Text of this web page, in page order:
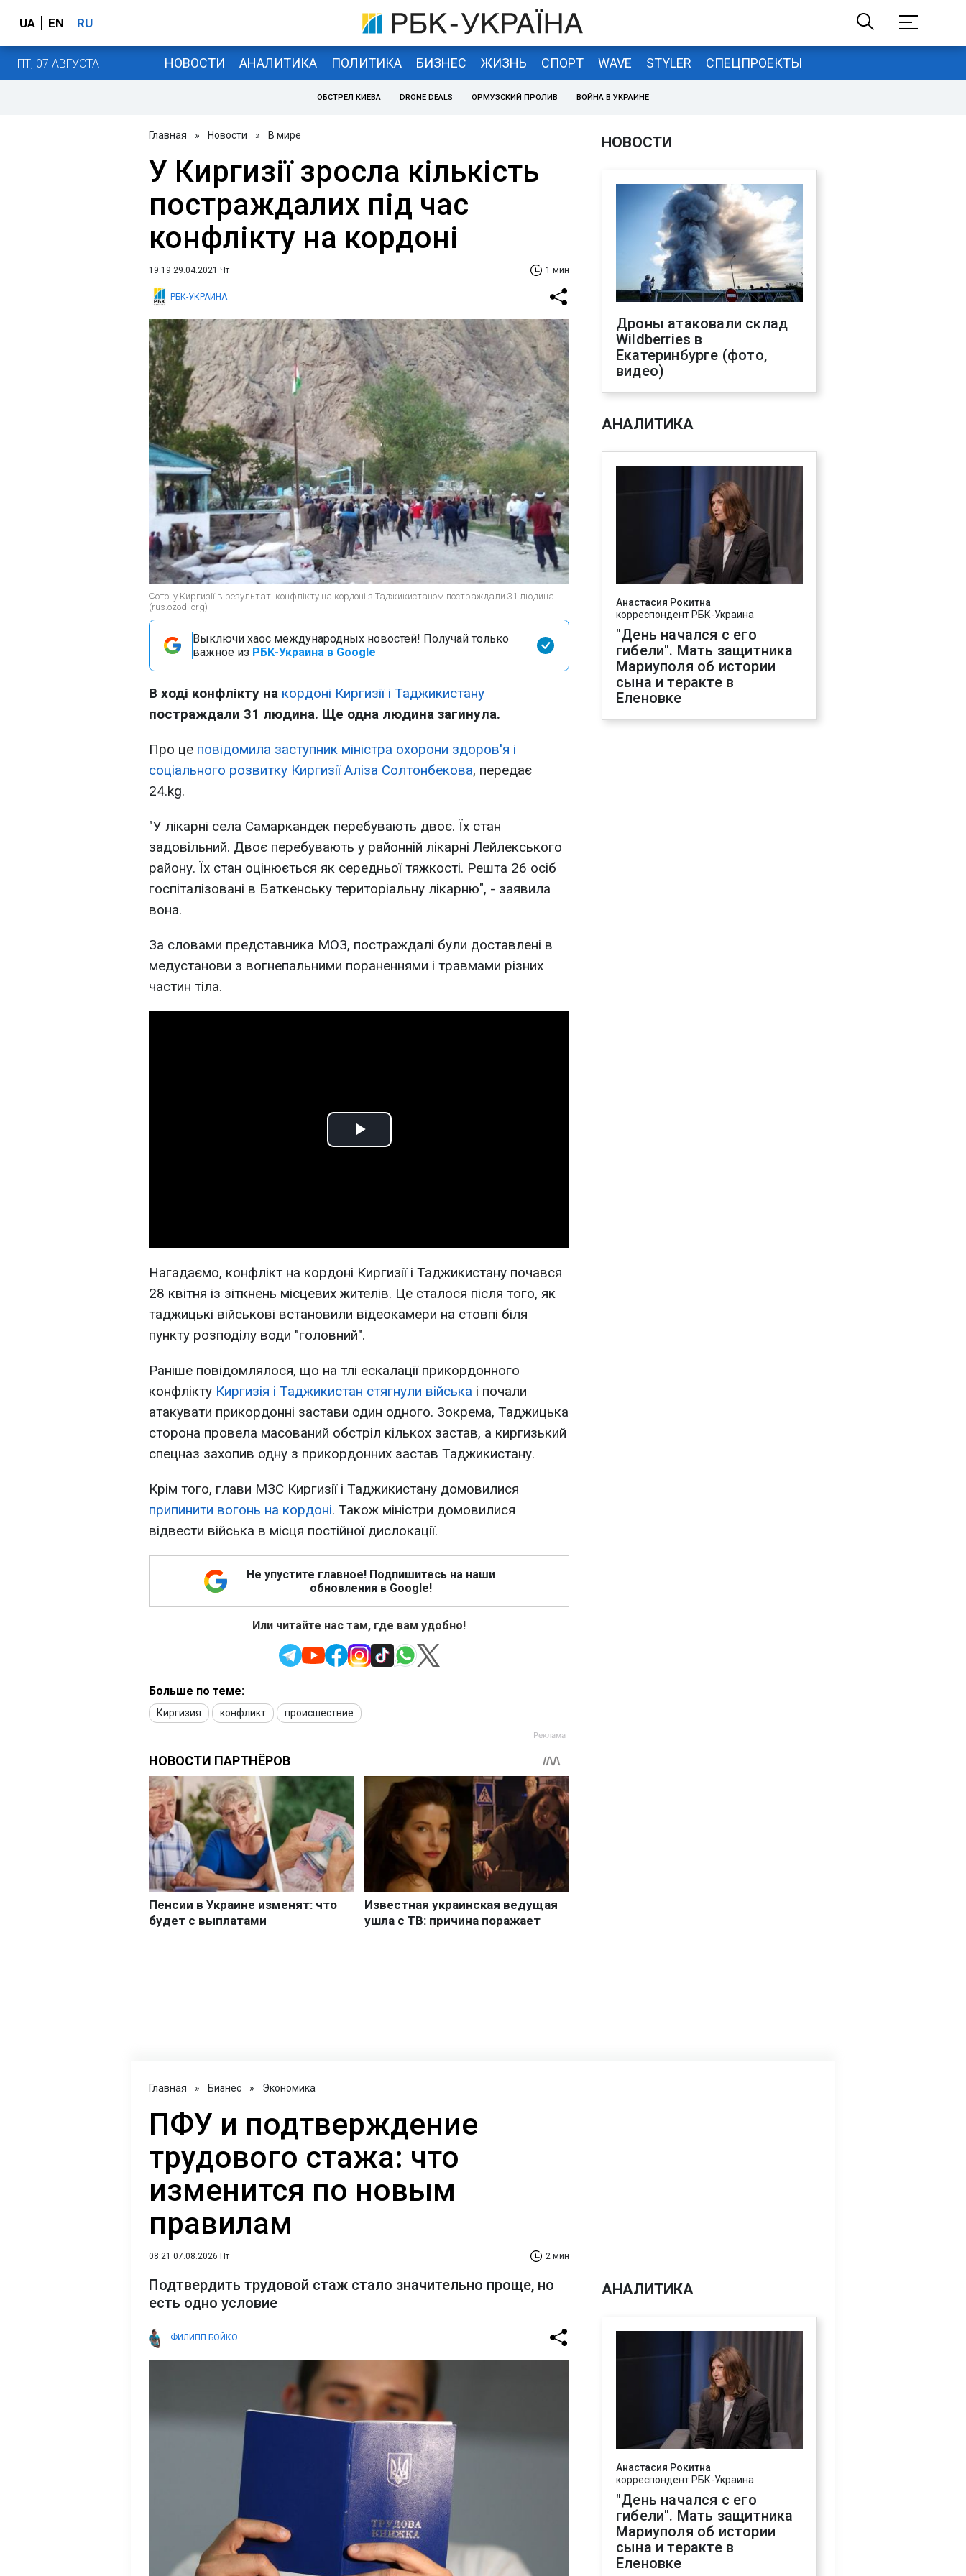
UA EN RU
ПТ, 07 АВГУСТА НОВОСТИ АНАЛИТИКА ПОЛИТИКА БИЗНЕС ЖИЗНЬ СПОРТ WAVE STYLER СПЕЦПРОЕКТЫ
ОБСТРЕЛ КИЕВА DRONE DEALS ОРМУЗСКИЙ ПРОЛИВ ВОЙНА В УКРАИНЕ
Главная » Новости » В мире
У Киргизії зросла кількість
постраждалих під час
конфлікту на кордоні
19:19 29.04.2021 Чт 1 мин
РБК-УКРАИНА
Фото: у Киргизії в результаті конфлікту на кордоні з Таджикистаном постраждали 31 людина
(rus.ozodi.org)
Выключи хаос международных новостей! Получай только
важное из РБК-Украина в Google
В ході конфлікту на кордоні Киргизії і Таджикистану
постраждали 31 людина. Ще одна людина загинула.
Про це повідомила заступник міністра охорони здоров'я і
соціального розвитку Киргизії Аліза Солтонбекова, передає
24.kg.
"У лікарні села Самаркандек перебувають двоє. Їх стан
задовільний. Двоє перебувають у районній лікарні Лейлекського
району. Їх стан оцінюється як середньої тяжкості. Решта 26 осіб
госпіталізовані в Баткенську територіальну лікарню", - заявила
вона.
За словами представника МОЗ, постраждалі були доставлені в
медустанови з вогнепальними пораненнями і травмами різних
частин тіла.
Play
Нагадаємо, конфлікт на кордоні Киргизії і Таджикистану почався
28 квітня із зіткнень місцевих жителів. Це сталося після того, як
таджицькі військові встановили відеокамери на стовпі біля
пункту розподілу води "головний".
Раніше повідомлялося, що на тлі ескалації прикордонного
конфлікту Киргизія і Таджикистан стягнули війська і почали
атакувати прикордонні застави один одного. Зокрема, Таджицька
сторона провела масований обстріл кількох застав, а киргизький
спецназ захопив одну з прикордонних застав Таджикистану.
Крім того, глави МЗС Киргизії і Таджикистану домовилися
припинити вогонь на кордоні. Також міністри домовилися
відвести війська в місця постійної дислокації.
Не упустите главное! Подпишитесь на наши
обновления в Google!
Или читайте нас там, где вам удобно!
Больше по теме:
Киргизия конфликт происшествие
НОВОСТИ
Дроны атаковали склад
Wildberries в
Екатеринбурге (фото,
видео)
АНАЛИТИКА
Анастасия Рокитна
корреспондент РБК-Украина
"День начался с его
гибели". Мать защитника
Мариуполя об истории
сына и теракте в
Еленовке
Главная » Бизнес » Экономика
ПФУ и подтверждение
трудового стажа: что
изменится по новым
правилам
08:21 07.08.2026 Пт 2 мин
Подтвердить трудовой стаж стало значительно проще, но
есть одно условие
ФИЛИПП БОЙКО
АНАЛИТИКА
Анастасия Рокитна
корреспондент РБК-Украина
"День начался с его
гибели". Мать защитника
Мариуполя об истории
сына и теракте в
Еленовке